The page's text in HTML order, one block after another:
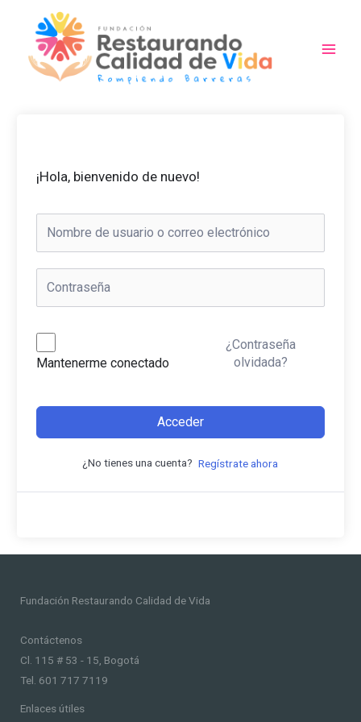
contenido
¡Hola, bienvenido de nuevo!
Mantenerme conectado
¿Contraseña
olvidada?
Acceder
¿No tienes una cuenta? Regístrate ahora
Fundación Restaurando Calidad de Vida
Contáctenos
Cl. 115 # 53 - 15, Bogotá
Tel. 601 717 7119
Enlaces útiles